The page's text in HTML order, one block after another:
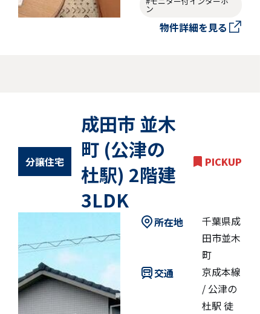
ン
物件詳細を見る
分譲住宅
成田市 並木
町 (公津の
杜駅) 2階建
3LDK
PICKUP
所在地
千葉県成
田市並木
町
交通
京成本線
/ 公津の
杜駅 徒